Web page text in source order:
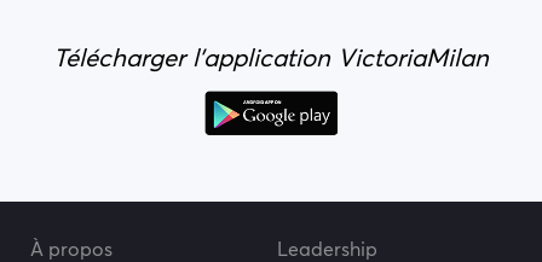
Télécharger l'application VictoriaMilan
À propos Leadership